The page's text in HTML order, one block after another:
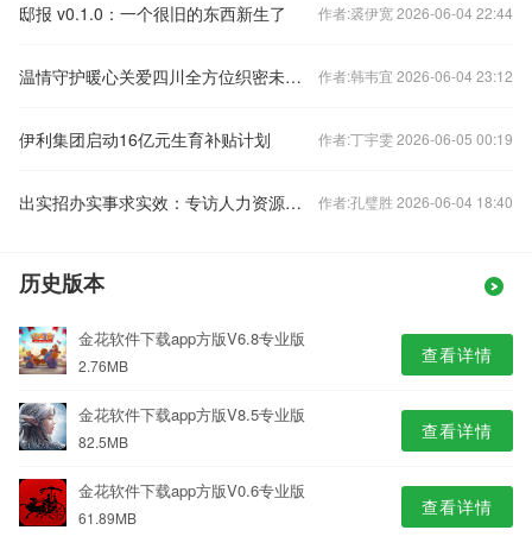
邸报 v0.1.0：一个很旧的东西新生了 作者:裘伊宽 2026-06-04 22:44
温情守护暖心关爱四川全方位织密未成年人保护关爱防护网 作者:韩韦宜 2026-06-04 23:12
伊利集团启动16亿元生育补贴计划 作者:丁宇雯 2026-06-05 00:19
出实招办实事求实效：专访人力资源和社会保障部部长张纪南 作者:孔璧胜 2026-06-04 18:40
历史版本
金花软件下载app方版V6.8专业版
2.76MB 查看详情
金花软件下载app方版V8.5专业版
82.5MB 查看详情
金花软件下载app方版V0.6专业版
61.89MB 查看详情